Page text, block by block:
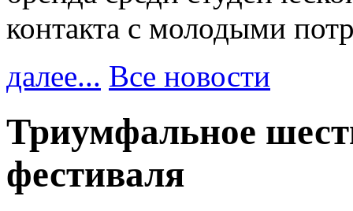
контакта с молодыми
далее... Все новости
Триумфальное
фестиваля